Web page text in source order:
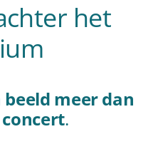
het
meer dan
.